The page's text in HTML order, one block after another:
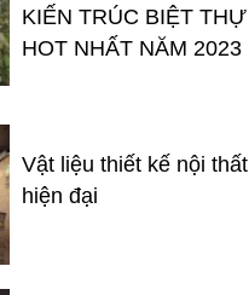
KIẾN TRÚC BIỆT THỰ
HOT NHẤT NĂM 2023
Vật liệu thiết kế nội thất
hiện đại